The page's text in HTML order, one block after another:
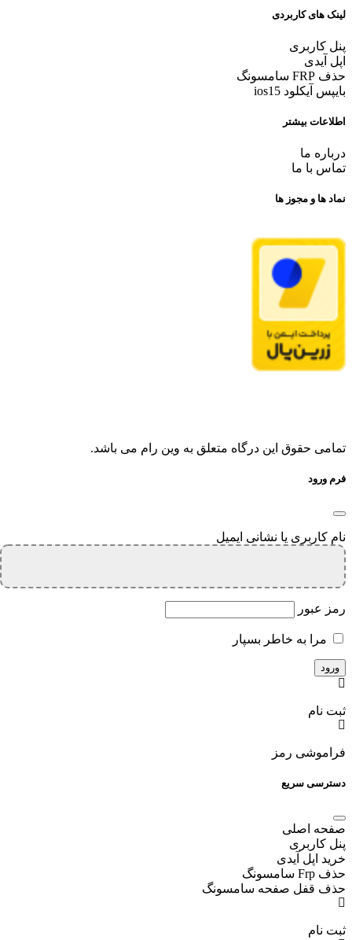
لینک های کاربردی
پنل کاربری
اپل آیدی
حذف FRP سامسونگ
بایپس آیکلود ios15
اطلاعات بیشتر
درباره ما
تماس با ما
نماد ها و مجوز ها
تمامی حقوق این درگاه متعلق به وین رام می باشد.
فرم ورود
نام کاربری یا نشانی ایمیل
رمز عبور
مرا به خاطر بسپار
ثبت نام
فراموشی رمز
دسترسی سریع
صفحه اصلی
پنل کاربری
خرید اپل آیدی
حذف Frp سامسونگ
حذف قفل صفحه سامسونگ
ثبت نام